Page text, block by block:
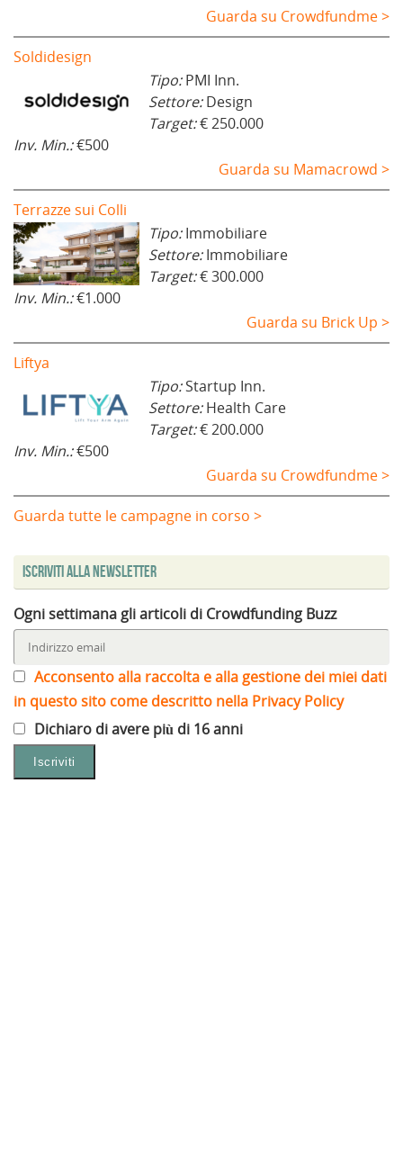
Guarda su Crowdfundme >
Soldidesign
Tipo:PMI Inn.
Settore:Design
Target:€ 250.000
Inv. Min.:€500
Guarda su Mamacrowd >
Terrazze sui Colli
Tipo:Immobiliare
Settore:Immobiliare
Target:€ 300.000
Inv. Min.:€1.000
Guarda su Brick Up >
Liftya
Tipo:Startup Inn.
Settore:Health Care
Target:€ 200.000
Inv. Min.:€500
Guarda su Crowdfundme >
Guarda tutte le campagne in corso >
Iscriviti alla Newsletter
Ogni settimana gli articoli di Crowdfunding Buzz
Acconsento alla raccolta e alla gestione dei miei dati
in questo sito come descritto nella Privacy Policy
Dichiaro di avere più di 16 anni